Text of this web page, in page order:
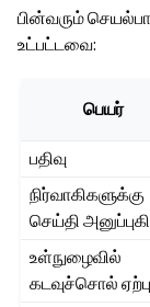
பின்வரும்
உட்பட்டவை:
பெயர்
பதிவு
நிர்வாகிகளுக்கு
செய்தி
உள்நுழைவில்
கடவுச்சொல் ஏற்பு